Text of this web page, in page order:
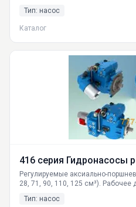
Екатеринбурге. Высокая
Тип: насос
Каталог
416 серия Гидронасосы
Регулируемые аксиально-
28, 71, 90, 110, 125 см³).
технические характеристики,
Тип: насос